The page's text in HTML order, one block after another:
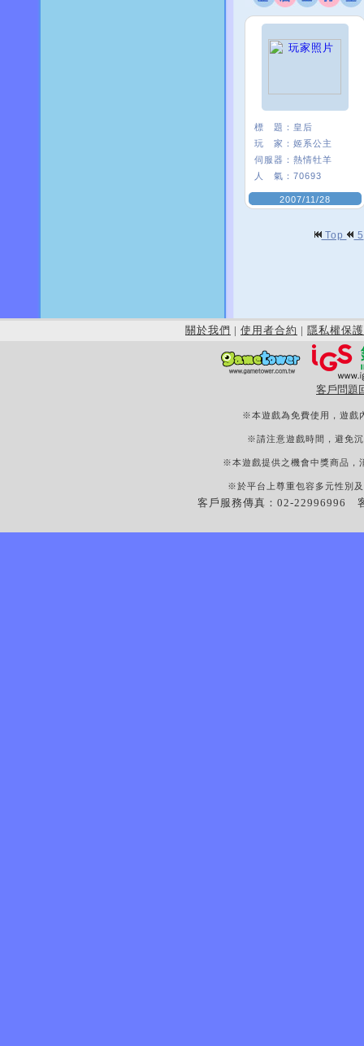
標 題： 皇后
玩 家： 姬系公主
伺服器： 熱情牡羊
人 氣： 70693
2007/11/28
Top 5
關於我們 | 使用者合約 | 隱私權保護
客戶問題
※本遊戲為免費使用，遊戲
※請注意遊戲時間，避免
※本遊戲提供之機會中獎商品，
※於平台上尊重包容多元性別
客戶服務傳真：02-22996996